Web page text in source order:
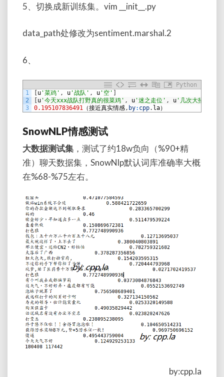
5、切换成新训练集。vim __init__.py
data_path处修改为sentiment.marshal.2
6、
Python
1
2
3
u '菜鸡' , u '战队' , u '空'
u '今天xxx战队打野真的很菜鸡' , u '迷之走位' , u '几次大招放空,
0.195107836491 （接近真实情感, by: cpp. la）
SnowNLP情感测试
大数据测试集 ，测试了约18w负向（%90+精
准）聊天数据集，SnowNlp默认词库准确率大概
在%68-%75左右。
by:cpp.la